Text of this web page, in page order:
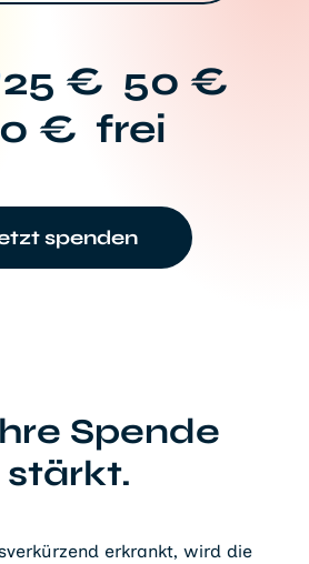
25 € 50 €
€ frei
spenden
Spende
erkrankt, wird die